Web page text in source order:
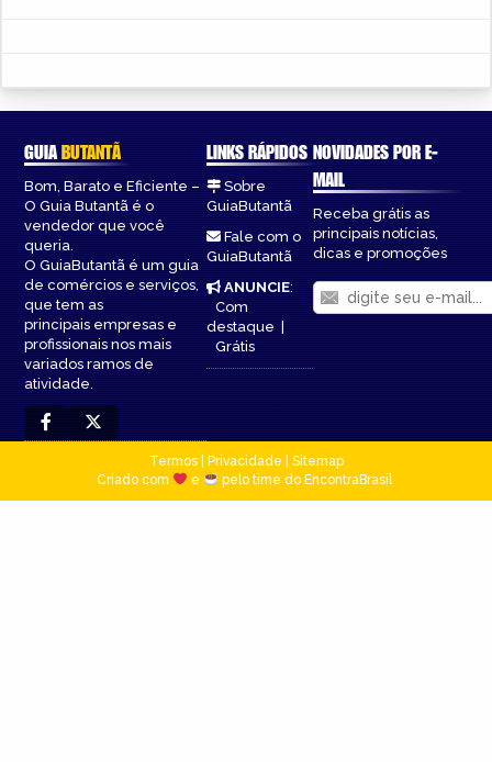
GUIABUTANTÃ
Bom, Barato e Eficiente –
O Guia Butantã é o
vendedor que você
queria.
O GuiaButantã é um guia
de comércios e serviços,
que tem as
principais empresas e
profissionais nos mais
variados ramos de
atividade.
LINKS RÁPIDOS
Sobre
GuiaButantã
Fale com o
GuiaButantã
ANUNCIE:
Com
destaque|
Grátis
NOVIDADES POR E-
MAIL
Receba grátis as
principais notícias,
dicas e promoções
Termos| Privacidade
Sitemap
Criado com
e pelo time do EncontraBrasil